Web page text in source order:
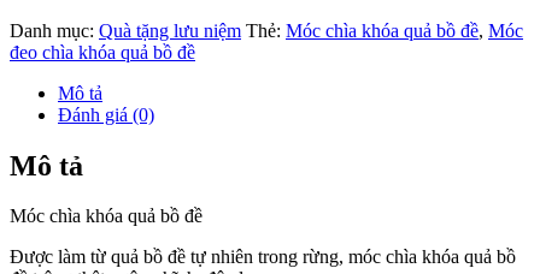
Danh mục: Quà tặng lưu niệm Thẻ: Móc chìa khóa quả bồ đề, Móc
đeo chìa khóa quả bồ đề
Mô tả
Đánh giá (0)
Mô tả
Móc chìa khóa quả bồ đề
Được làm từ quả bồ đề tự nhiên trong rừng, móc chìa khóa quả bồ